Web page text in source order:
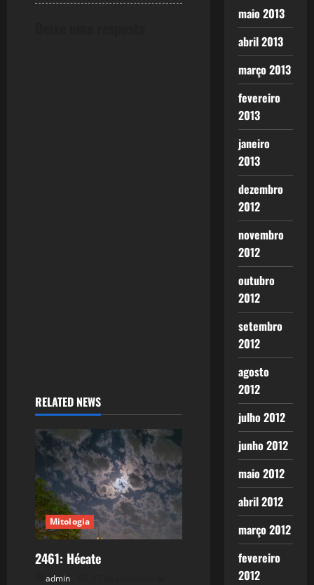
RELATED NEWS
Mitologia
2461: Hécate
admin
maio 2013
abril 2013
março 2013
fevereiro
2013
janeiro
2013
dezembro
2012
novembro
2012
outubro
2012
setembro
2012
agosto
2012
julho 2012
junho 2012
maio 2012
abril 2012
março 2012
fevereiro
2012